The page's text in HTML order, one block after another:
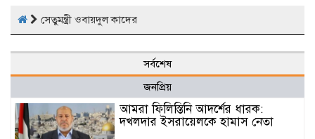
সেতুমন্ত্রী ওবায়দুল কাদের
সর্বশেষ
জনপ্রিয়
আমরা ফিলিস্তিনি আদর্শের ধারক:
দখলদার ইসরায়েলকে হামাস নেতা